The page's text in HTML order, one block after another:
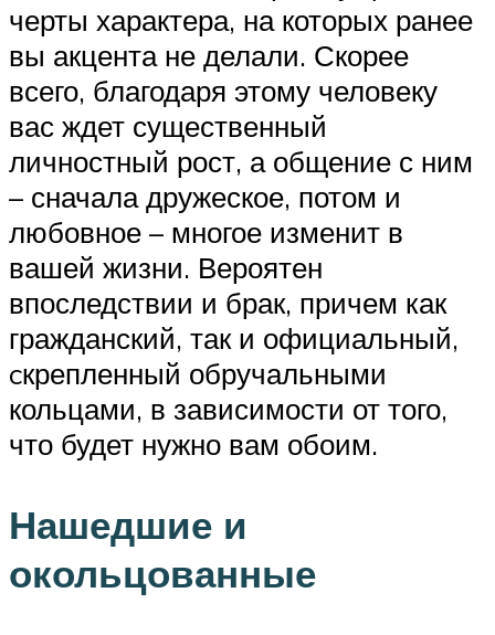
черты характера, на которых ранее
вы акцента не делали. Скорее
всего, благодаря этому человеку
вас ждет существенный
личностный рост, а общение с ним
– сначала дружеское, потом и
любовное – многое изменит в
вашей жизни. Вероятен
впоследствии и брак, причем как
гражданский, так и официальный,
cкрепленный обручальными
кольцами, в зависимости от того,
что будет нужно вам обоим.
Нашедшие и
окольцованные